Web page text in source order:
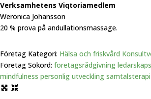
Verksamhetens Viqtoriamedlem
Weronica Johansson
20 % prova på andullationsmassage.
Företag Kategori: Hälsa och friskvård
Företag Sökord: företagsrådgivning
mindfulness personlig utveckling samtalsterapi